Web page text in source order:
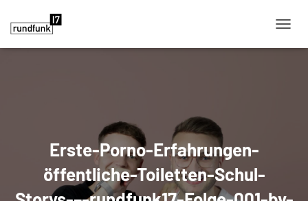
Erste-Porno-Erfahrungen-
öffentliche-Toiletten-Schul-